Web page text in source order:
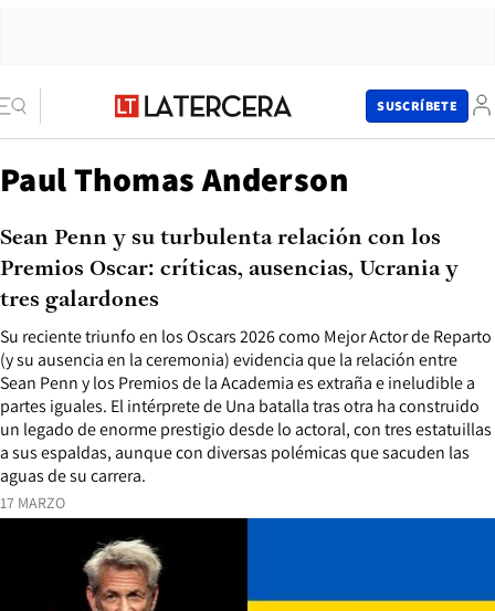
SUSCRÍBETE
Paul Thomas Anderson
17 MARZO
Su reciente triunfo en los Oscars 2026 como Mejor Actor de Reparto
(y su ausencia en la ceremonia) evidencia que la relación entre
Sean Penn y los Premios de la Academia es extraña e ineludible a
partes iguales. El intérprete de Una batalla tras otra ha construido
un legado de enorme prestigio desde lo actoral, con tres estatuillas
a sus espaldas, aunque con diversas polémicas que sacuden las
aguas de su carrera.
Sean Penn y su turbulenta relación con los
Premios Oscar: críticas, ausencias, Ucrania y
tres galardones